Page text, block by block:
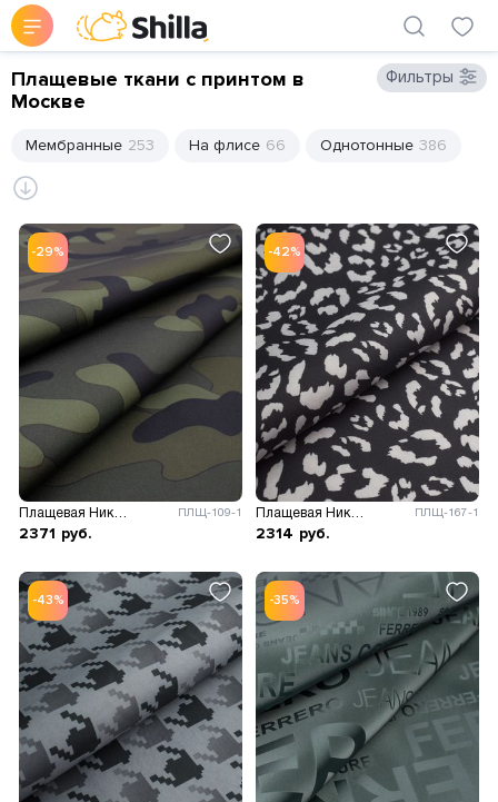
Плащевые ткани с принтом в
Москве
Фильтры
Мембранные 253 На флисе 66 Однотонные 386
-29%
ПЛЩ-109-1
2371 руб.
-42%
ПЛЩ-167-1
2314 руб.
-43% -35%